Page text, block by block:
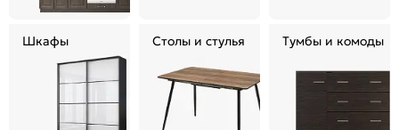
Шкафы Столы и стулья Тумбы и комоды